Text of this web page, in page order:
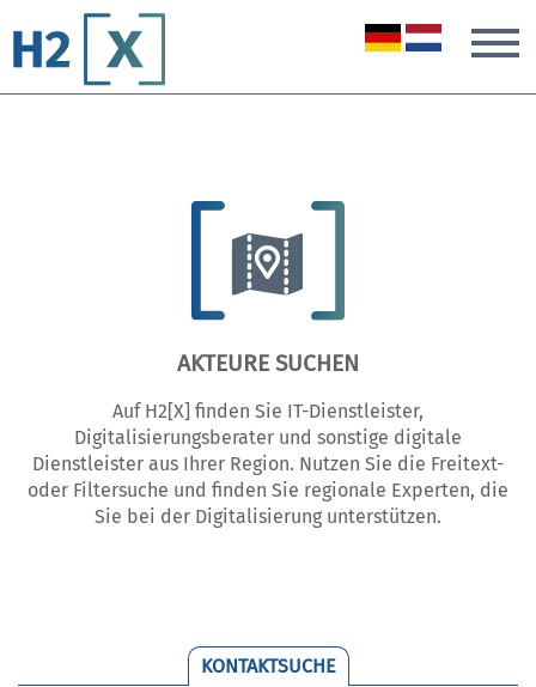
AKTEURE SUCHEN
Auf H2[X] finden Sie IT-Dienstleister,
Digitalisierungsberater und sonstige digitale
Dienstleister aus Ihrer Region. Nutzen Sie die Freitext-
oder Filtersuche und finden Sie regionale Experten, die
Sie bei der Digitalisierung unterstützen.
KONTAKTSUCHE